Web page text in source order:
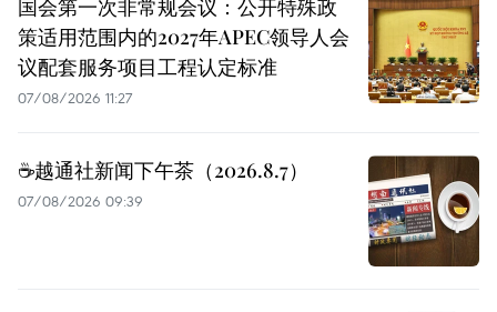
国会第一次非常规会议：公开特殊政
策适用范围内的2027年APEC领导人会
议配套服务项目工程认定标准
07/08/2026 11:27
☕️越通社新闻下午茶（2026.8.7）
07/08/2026 09:39